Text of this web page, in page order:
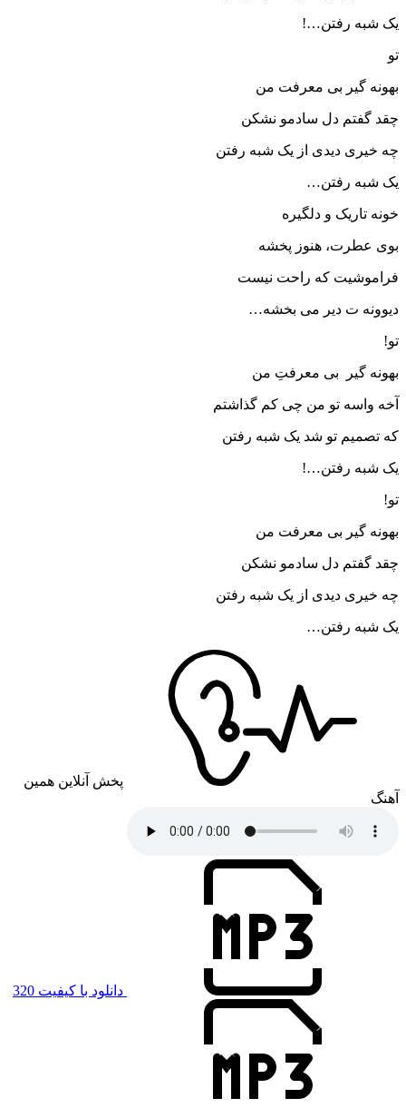
رفتن…!
گیر بی معرفت من
دل سادمو نشکن
دیدی از یک شبه رفتن
رفتن…
و دلگیره
هنوز پخشه
که راحت نیست
ت دیر می بخشه…
گیر بی معرفتِ من
تو من چی کم گذاشتم
تو شد یک شبه رفتن
رفتن…!
گیر بی معرفت من
دل سادمو نشکن
دیدی از یک شبه رفتن
رفتن…
پخش آنلاین همین
دانلود با کیفیت 320